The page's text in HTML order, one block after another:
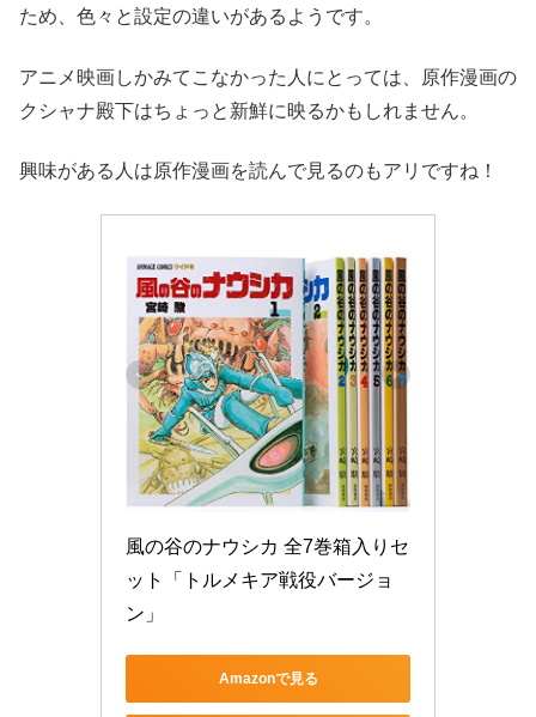
ため、色々と設定の違いがあるようです。
アニメ映画しかみてこなかった人にとっては、原作漫画の
クシャナ殿下はちょっと新鮮に映るかもしれません。
興味がある人は原作漫画を読んで見るのもアリですね！
風の谷のナウシカ 全7巻箱入りセ
ット「トルメキア戦役バージョ
ン」
Amazonで見る